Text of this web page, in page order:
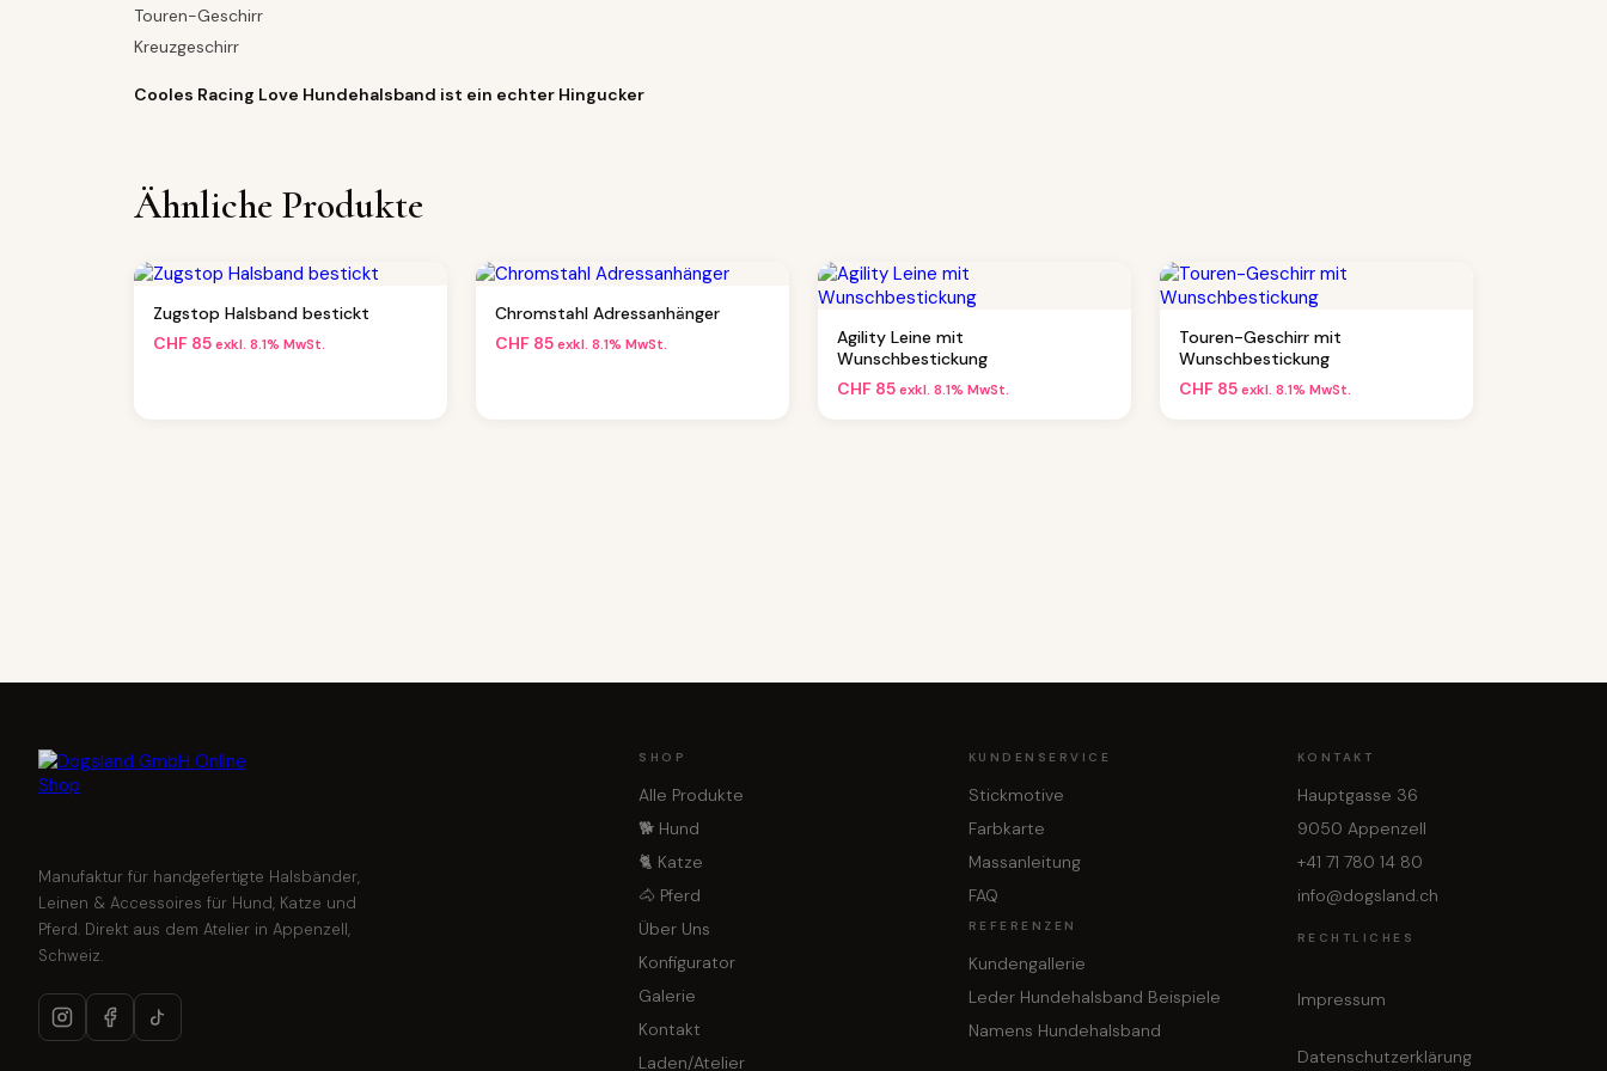
Touren-Geschirr
Kreuzgeschirr
Cooles Racing Love Hundehalsband ist ein echter Hingucker
Ähnliche Produkte
Zugstop Halsband bestickt
CHF 85exkl. 8.1% MwSt.
Chromstahl Adressanhänger
CHF 85exkl. 8.1% MwSt.
Agility Leine mit
Wunschbestickung
CHF 85exkl. 8.1% MwSt.
Touren-Geschirr mit
Wunschbestickung
CHF 85exkl. 8.1% MwSt.
Manufaktur für handgefertigte Halsbänder,
Leinen & Accessoires für Hund, Katze und
Pferd. Direkt aus dem Atelier in Appenzell,
Schweiz.
SHOP
Alle Produkte
🐕 Hund
🐈 Katze
🐴 Pferd
Über Uns
Konfigurator
Galerie
Kontakt
Laden/Atelier
KUNDENSERVICE
Stickmotive
Farbkarte
Massanleitung
FAQ
REFERENZEN
Kundengallerie
Leder Hundehalsband Beispiele
Namens Hundehalsband
KONTAKT
Hauptgasse 36
9050 Appenzell
+41 71 780 14 80
info@dogsland.ch
RECHTLICHES
Impressum
Datenschutzerklärung